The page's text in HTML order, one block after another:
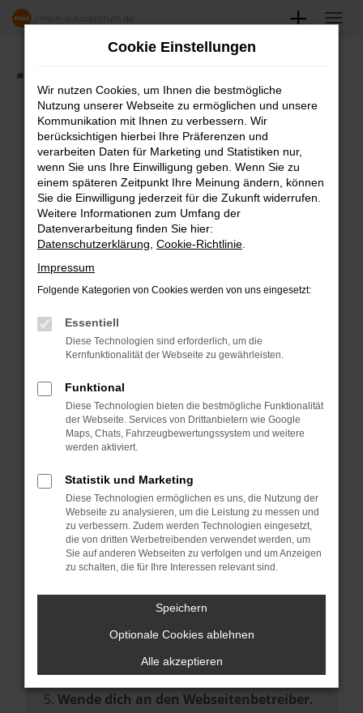
Zum
FAHRZEUGSHOWROOM
Fehler: Network Error
Beim Laden ist ein Fehler aufgetreten.
Hier sind ein paar Tipps, die dir helfen können:
Überprüfe deine Firewall und deine
Laden andere Webseiten, zum Beispiel
deine Suchmaschine?
Manche Erweiterungen, wie Werbeblocker,
können das Laden bestimmter Seiten
verhindern. Funktioniert die Seite in einem
anderen Browser oder in einem privaten
Starte dein Gerät neu.
Das kann manchmal helfen,
vorübergehende Probleme zu beheben.
Stelle sicher, dass dein Browser und dein
Betriebssystem auf dem neuesten Stand
sind.
Veraltete Software birgt nicht nur ein
Sicherheitsrisiko, sondern kann auch dazu
führen, dass bestimmte Funktionen nicht
mehr unterstützt werden.
Wende dich an den Webseitenbetreiber.
Cookie Einstellungen
Wir nutzen Cookies, um Ihnen die bestmögliche
Nutzung unserer Webseite zu ermöglichen und unsere
Kommunikation mit Ihnen zu verbessern. Wir
berücksichtigen hierbei Ihre Präferenzen und
verarbeiten Daten für Marketing und Statistiken nur,
wenn Sie uns Ihre Einwilligung geben. Wenn Sie zu
einem späteren Zeitpunkt Ihre Meinung ändern, können
Sie die Einwilligung jederzeit für die Zukunft widerrufen.
Weitere Informationen zum Umfang der
Datenverarbeitung finden Sie hier:
Datenschutzerklärung Cookie-Richtlinie
Impressum
Folgende Kategorien von Cookies werden von uns eingesetzt:
Essentiell
Diese Technologien sind erforderlich, um die
Kernfunktionalität der Webseite zu gewährleisten.
Funktional
Diese Technologien bieten die bestmögliche Funktionalität
der Webseite. Services von Drittanbietern wie Google
Maps, Chats, Fahrzeugbewertungssystem und weitere
werden aktiviert.
Statistik und Marketing
Diese Technologien ermöglichen es uns, die Nutzung der
Webseite zu analysieren, um die Leistung zu messen und
zu verbessern. Zudem werden Technologien eingesetzt,
die von dritten Werbetreibenden verwendet werden, um
Sie auf anderen Webseiten zu verfolgen und um Anzeigen
zu schalten, die für Ihre Interessen relevant sind.
Speichern
Optionale Cookies ablehnen
Alle akzeptieren